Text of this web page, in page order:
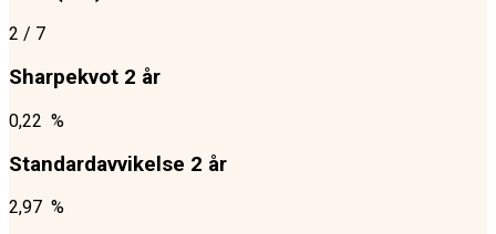
2 / 7
Sharpekvot 2 år
0,22 %
Standardavvikelse 2 år
2,97 %